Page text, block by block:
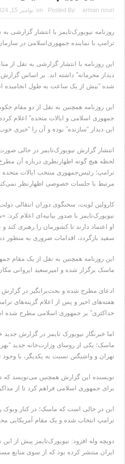
Posted By: arman nouri
on: نوامبر 15, 2024
روزنامه نیویورک‌تایمز با انتشار گزارشی
ترامپ با نماینده جمهوری‌اسلامی در
این روزنامه با انتشار گزارشی به نقل از
شده “بیش از یک ساعت به طول انجامیده
این روزنامه همچنین به نقل از دو مقام
جمهوری اسلامی و ایالات متحده” اعلام
این دیدار “سازنده” بوده و آن را “خبری
انتشار گزارش نیویورک‌تایمز در حالی
لحظه هیچ گونه اظهارنظری درباره آن مطرح
ترامپ؛ رئیس‌جمهوری منتخب ایالات
مرتبط با جلسات خصوصی اظهارنظر
کارولین لویت، سخنگوی دوران انتقالی
نیویورک‌تایمز با صدور بیانیه‌ای اعلام
او اعتماد دارند تا کشورمان را رهبری کند
سفید بازگردد، اقدامات ضروری به منظور
این روزنامه همچنین به نقل از یک مقام
ماسک برگزار شده و امیرسعید ایروانی
ادعای مطرح شده و بحث‌برانگیز در
هفته‌های اخیر و پس از اعلام گزینه‌های
حداکثری” بر جمهوری اسلامی مطرح شده
اما خبرنگار نیویورک تایمز در گزارش جدید
ماسک؛ یکی از روسای وزارت‌خانه‌ جدید
تهران و واشنگتن نسبت به یکدیگر، با
نویسنده این گزارش همچنین می‌نویسد که
برای جمهوری اسلامی فراهم کرد تا از
این در حالی است که ماسک؛ در کنار ویوک
ترامپ انتخاب شده و یک مقام آمریکایی
دویچه وله افزود: نیویورک‌تایمز پیش از
ایران منتشر کرده بود که از سوی منابع